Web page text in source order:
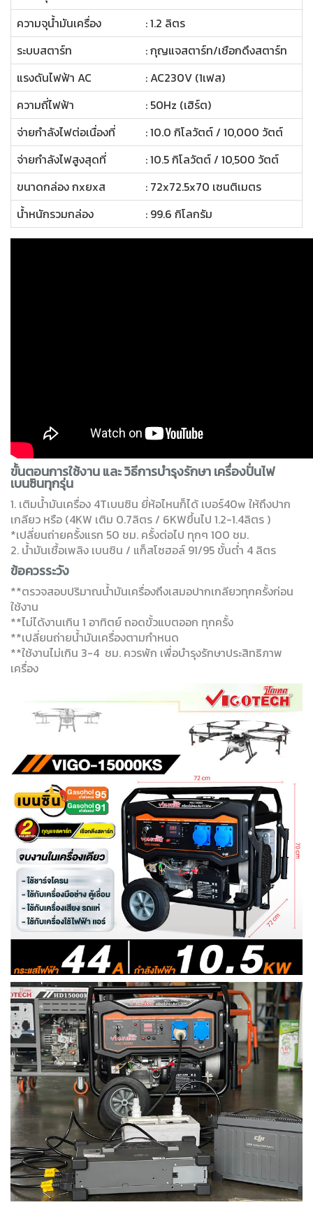
ความจุน้ำมันเครื่อง
: 1.2 ลิตร
ระบบสตาร์ท
: กุญแจสตาร์ท/เชือกดึงสตาร์ท
แรงดันไฟฟ้า AC
: AC230V (1เฟส)
ความถี่ไฟฟ้า
: 50Hz (เฮิร์ต)
จ่ายกำลังไฟต่อเนื่องที่
: 10.0 กิโลวัตต์ / 10,000 วัตต์
จ่ายกำลังไฟสูงสุดที่
: 10.5 กิโลวัตต์ / 10,500 วัตต์
ขนาดกล่อง กxยxส
: 72x72.5x70 เซนติเมตร
น้ำหนักรวมกล่อง
: 99.6 กิโลกรัม
ขั้นตอนการใช้งาน และ วิธีการบำรุงรักษา เครื่องปั่นไฟ
เบนซินทุกรุ่น
1. เติมน้ำมันเครื่อง 4Tเบนซิน ยี่ห้อไหนก็ได้ เบอร์40w ให้ถึงปาก
เกลียว หรือ (4KW เติม 0.7ลิตร / 6KWขึ้นไป 1.2-1.4ลิตร )
*เปลี่ยนถ่ายครั้งแรก 50 ชม. ครั้งต่อไป ทุกๆ 100 ชม.
2. น้ำมันเชื้อเพลิง เบนซิน / แก็สโซฮอล์ 91/95 ขั้นต่ำ 4 ลิตร
ข้อควรระวัง
**ตรวจสอบปริมาณน้ำมันเครื่องถึงเสมอปากเกลียวทุกครั้งก่อน
ใช้งาน
**ไม่ได้งานเกิน 1 อาทิตย์ ถอดขั้วแบตออก ทุกครั้ง
**เปลี่ยนถ่ายน้ำมันเครื่องตามกำหนด
**ใช้งานไม่เกิน 3-4 ชม. ควรพัก เพื่อบำรุงรักษาประสิทธิภาพ
เครื่อง